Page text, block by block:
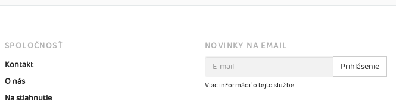
SPOLOČNOSŤ
Kontakt
O nás
Na stiahnutie
NOVINKY NA EMAIL
Prihlásenie
Viac informácií o tejto službe